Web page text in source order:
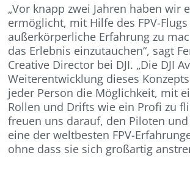
„Vor knapp zwei Jahren haben wir
ermöglicht, mit Hilfe des FPV-
außerkörperliche Erfahrung zu
das Erlebnis einzutauchen“, sagt
Creative Director bei DJI. „Die DJI
Weiterentwicklung dieses
jeder Person die Möglichkeit, mit
Rollen und Drifts wie ein Profi zu
freuen uns darauf, den Piloten
eine der weltbesten FPV-
ohne dass sie sich großartig